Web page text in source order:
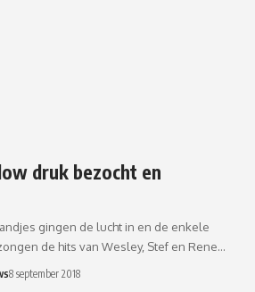
druk bezocht en
gingen de lucht in en de enkele
de hits van Wesley, Stef en Rene…
8 september 2018